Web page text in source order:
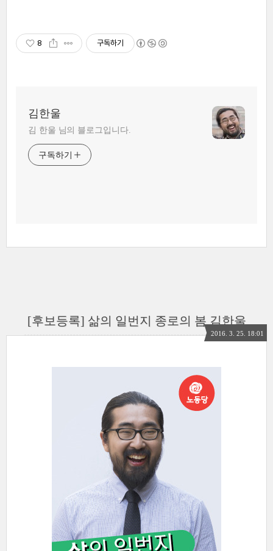
8 구독하기
김한울
김 한울 님의 블로그입니다.
구독하기
[후보등록] 삶의 일번지 종로의 봄 김한울
2016. 3. 25. 18:01